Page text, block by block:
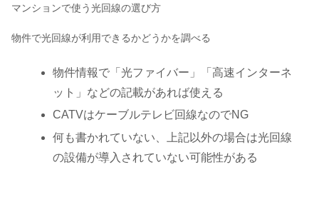
マンションで使う光回線の選び方
物件で光回線が利用できるかどうかを調べる
物件情報で「光ファイバー」「高速インターネ
ット」などの記載があれば使える
CATVはケーブルテレビ回線なのでNG
何も書かれていない、上記以外の場合は光回線
の設備が導入されていない可能性がある